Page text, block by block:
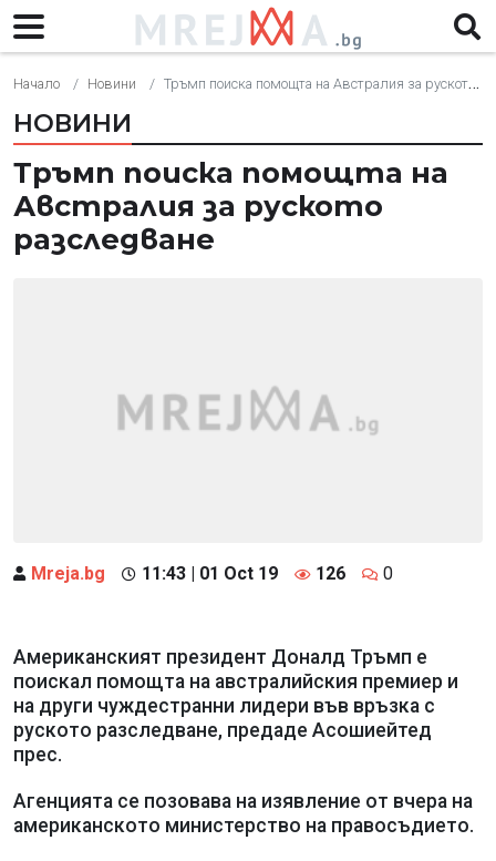
Начало Новини Тръмп поиска помощта на Австралия за руското разследване
НОВИНИ
Тръмп поиска помощта на
Австралия за руското
разследване
Mreja.bg 11:43 | 01 Oct 19 126 0
Американският президент Доналд Тръмп е
поискал помощта на австралийския премиер и
на други чуждестранни лидери във връзка с
руското разследване, предаде Асошиейтед
прес.
Агенцията се позовава на изявление от вчера на
американското министерство на правосъдието.